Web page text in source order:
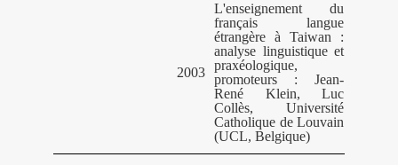
2003
L'enseignement du
français langue
étrangère à Taiwan :
analyse linguistique et
praxéologique,
promoteurs : Jean-
René Klein, Luc
Collès, Université
Catholique de Louvain
(UCL, Belgique)